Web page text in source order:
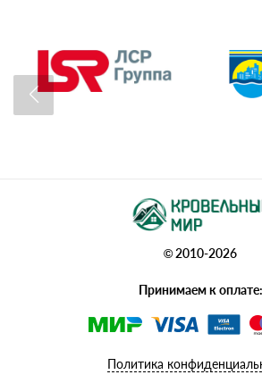
© 2010-2026
Принимаем к оплате:
Политика